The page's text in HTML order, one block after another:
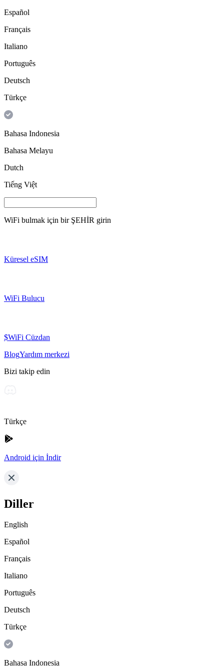
Español
Français
Italiano
Português
Deutsch
Türkçe
Bahasa Indonesia
Bahasa Melayu
Dutch
Tiếng Việt
WiFi bulmak için bir ŞEHİR girin
Küresel eSIM
WiFi Bulucu
$WiFi Cüzdan
BlogYardım merkezi
Bizi takip edin
Türkçe
Android için İndir
Diller
English
Español
Français
Italiano
Português
Deutsch
Türkçe
Bahasa Indonesia